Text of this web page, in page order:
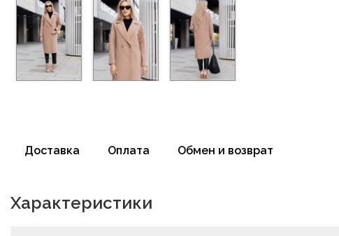
Доставка Оплата Обмен и возврат
Характеристики